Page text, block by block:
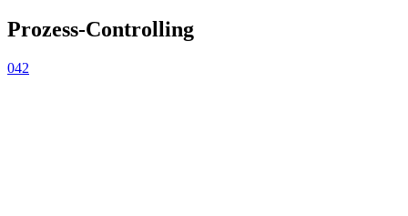
Prozess-Controlling
042